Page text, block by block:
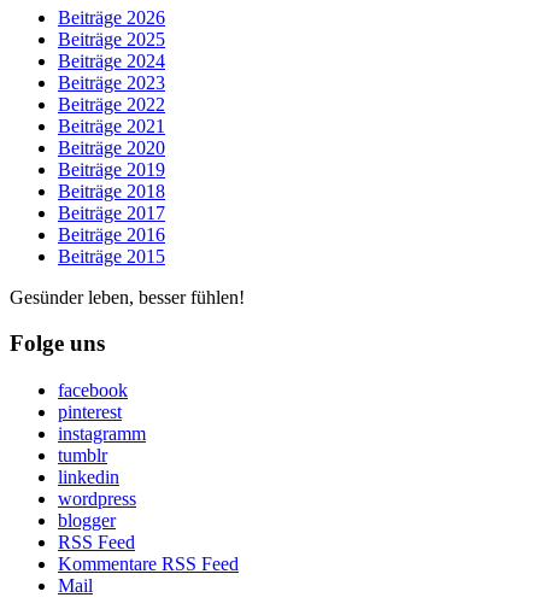
Beiträge 2026
Beiträge 2025
Beiträge 2024
Beiträge 2023
Beiträge 2022
Beiträge 2021
Beiträge 2020
Beiträge 2019
Beiträge 2018
Beiträge 2017
Beiträge 2016
Beiträge 2015
Gesünder leben, besser fühlen!
Folge uns
facebook
pinterest
instagramm
tumblr
linkedin
wordpress
blogger
RSS Feed
Kommentare RSS Feed
Mail